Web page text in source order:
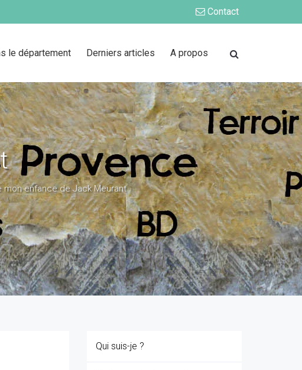
Contact
le département Derniers articles A propos
mon enfance de Jack Meurant
Qui suis-je ?